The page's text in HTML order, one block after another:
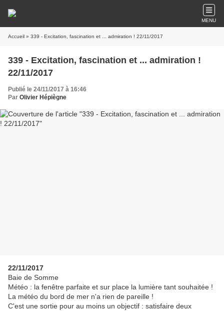
MENU
Accueil » 339 - Excitation, fascination et ... admiration ! 22/11/2017
339 - Excitation, fascination et ... admiration !
22/11/2017
Publié le 24/11/2017 à 16:46
Par Olivier Hépiègne
22/11/2017
Baie de Somme
Météo : la fenêtre parfaite et sur place la lumière tant souhaitée !
La météo du bord de mer n'a rien de pareille !
C'est une sortie pour au moins un objectif : satisfaire deux